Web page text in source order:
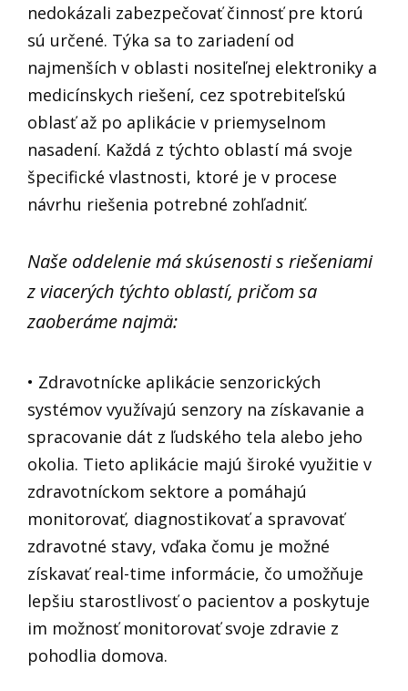
nedokázali zabezpečovať činnosť pre ktorú
sú určené. Týka sa to zariadení od
najmenších v oblasti nositeľnej elektroniky a
medicínskych riešení, cez spotrebiteľskú
oblasť až po aplikácie v priemyselnom
nasadení. Každá z týchto oblastí má svoje
špecifické vlastnosti, ktoré je v procese
návrhu riešenia potrebné zohľadniť.
Naše oddelenie má skúsenosti s riešeniami
z viacerých týchto oblastí, pričom sa
zaoberáme najmä:
• Zdravotnícke aplikácie senzorických
systémov využívajú senzory na získavanie a
spracovanie dát z ľudského tela alebo jeho
okolia. Tieto aplikácie majú široké využitie v
zdravotníckom sektore a pomáhajú
monitorovať, diagnostikovať a spravovať
zdravotné stavy, vďaka čomu je možné
získavať real-time informácie, čo umožňuje
lepšiu starostlivosť o pacientov a poskytuje
im možnosť monitorovať svoje zdravie z
pohodlia domova.